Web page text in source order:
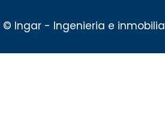
© Ingar - Ingenieria e